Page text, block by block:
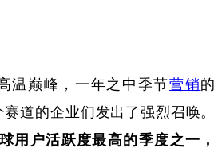
温巅峰，一年之中季节营销的
道的企业们发出了强烈召唤。
用户活跃度最高的季度之一，